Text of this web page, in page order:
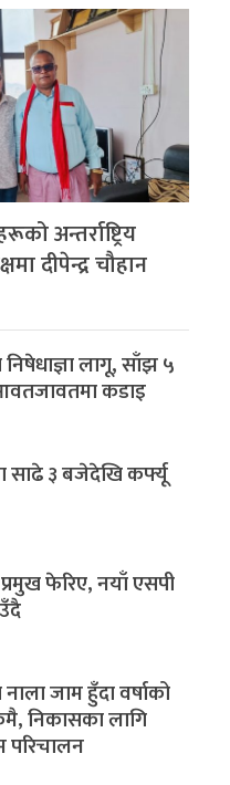
अन्तर्राष्ट्रिय
दीपेन्द्र चौहान
निषेधाज्ञा लागू, साँझ ५
कडाइ
साढे ३ बजेदेखि कर्फ्यू
प्रमुख फेरिए, नयाँ एसपी
जाम हुँदा वर्षाको
निकासका लागि
परिचालन